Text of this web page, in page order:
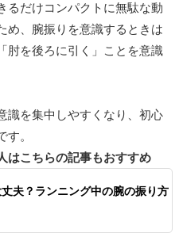
るだけコンパクトに無駄な動
め、腕振りを意識するときは
肘を後ろに引く」ことを意識
識を集中しやすくなり、初心
。
はこちらの記事もおすすめ
夫？ランニング中の腕の振り方